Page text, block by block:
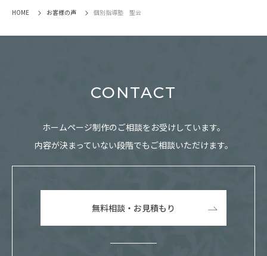
HOME お客様の声 個別指導塾 聖会
CONTACT
ホームページ制作のご相談をお受けしています。
内容が決まっていない段階でもご相談いただけます。
無料相談・お見積もり